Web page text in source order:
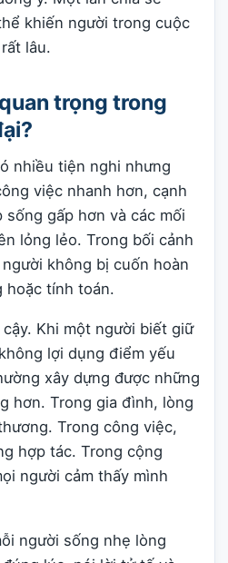
khiến người trong cuộc
lâu.
trọng trong
nhiều tiện nghi nhưng
việc nhanh hơn, cạnh
gấp hơn và các mối
lỏng lẻo. Trong bối cảnh
không bị cuốn hoàn
hoặc tính toán.
Khi một người biết giữ
lợi dụng điểm yếu
xây dựng được những
hơn. Trong gia đình, lòng
Trong công việc,
hợp tác. Trong cộng
người cảm thấy mình
người sống nhẹ lòng